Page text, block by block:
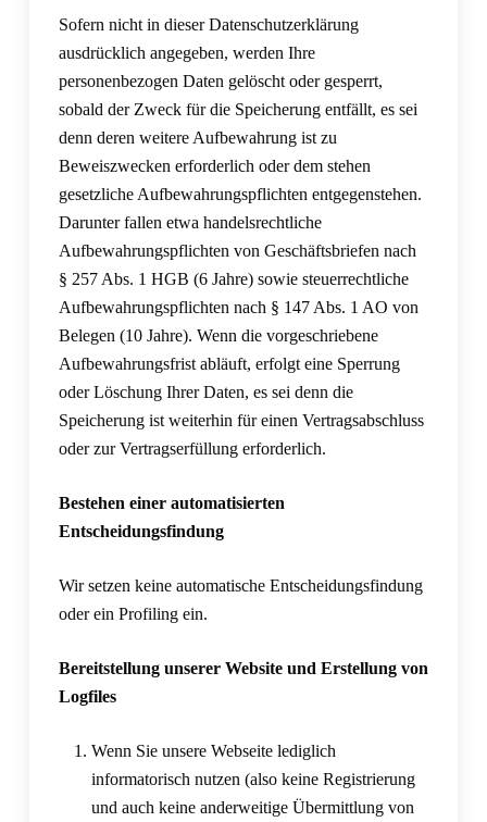
Sofern nicht in dieser Datenschutzerklärung
ausdrücklich angegeben, werden Ihre
personenbezogen Daten gelöscht oder gesperrt,
sobald der Zweck für die Speicherung entfällt, es sei
denn deren weitere Aufbewahrung ist zu
Beweiszwecken erforderlich oder dem stehen
gesetzliche Aufbewahrungspflichten entgegenstehen.
Darunter fallen etwa handelsrechtliche
Aufbewahrungspflichten von Geschäftsbriefen nach
§ 257 Abs. 1 HGB (6 Jahre) sowie steuerrechtliche
Aufbewahrungspflichten nach § 147 Abs. 1 AO von
Belegen (10 Jahre). Wenn die vorgeschriebene
Aufbewahrungsfrist abläuft, erfolgt eine Sperrung
oder Löschung Ihrer Daten, es sei denn die
Speicherung ist weiterhin für einen Vertragsabschluss
oder zur Vertragserfüllung erforderlich.
Bestehen einer automatisierten
Entscheidungsfindung
Wir setzen keine automatische Entscheidungsfindung
oder ein Profiling ein.
Bereitstellung unserer Website und Erstellung von
Logfiles
Wenn Sie unsere Webseite lediglich
informatorisch nutzen (also keine Registrierung
und auch keine anderweitige Übermittlung von